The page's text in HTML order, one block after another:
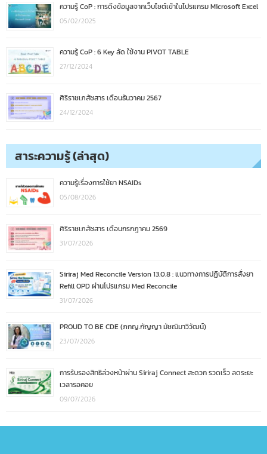
ความรู้ CoP : การดึงข้อมูลจากเว็บไซต์เข้าในโปรแกรม Microsoft Excel
05/02/2025
ความรู้ CoP : 6 Key ลัด ใช้งาน PIVOT TABLE
27/12/2024
ศิริราชเภสัชสาร เดือนธันวาคม 2567
24/12/2024
สาระความรู้ (ล่าสุด)
ความรู้เรื่องการใช้ยา NSAIDs
05/08/2026
ศิริราชเภสัชสาร เดือนกรกฎาคม 2569
31/07/2026
Siriraj Med Reconcile Version 13.0.8 : แนวทางการปฏิบัติการสั่งยา
Refill OPD ผ่านโปรแกรม Med Reconcile
31/07/2026
PROUD TO BE CDE (ภกญ.กัญญา มัชฌิมาวิวัฒน์)
23/07/2026
การรับรองสิทธิล่วงหน้าผ่าน Siriraj Connect สะดวก รวดเร็ว ลดระยะ
เวลารอคอย
09/07/2026